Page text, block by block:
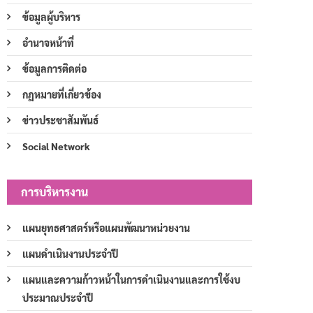
ข้อมูลผู้บริหาร
อำนาจหน้าที่
ข้อมูลการติดต่อ
กฎหมายที่เกี่ยวข้อง
ข่าวประชาสัมพันธ์
Social Network
การบริหารงาน
แผนยุทธศาสตร์หรือแผนพัฒนาหน่วยงาน
แผนดำเนินงานประจำปี
แผนและความก้าวหน้าในการดำเนินงานและการใช้งบ
ประมาณประจำปี